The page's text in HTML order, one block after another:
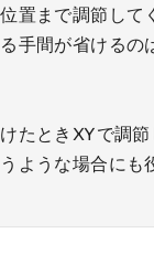
置まで調節して
手間が省けるの
たときXYで調節
ような場合にも